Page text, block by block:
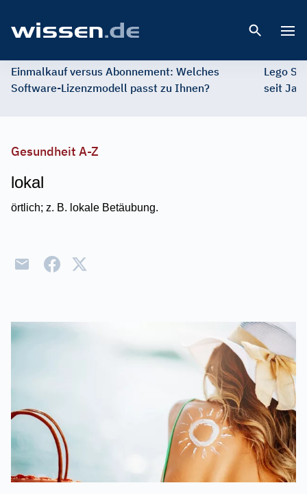
Einmalkauf versus Abonnement: Welches
Software-Lizenzmodell passt zu Ihnen?
Lego
seit
Gesundheit A-Z
lokal
örtlich; z. B. lokale Betäubung.